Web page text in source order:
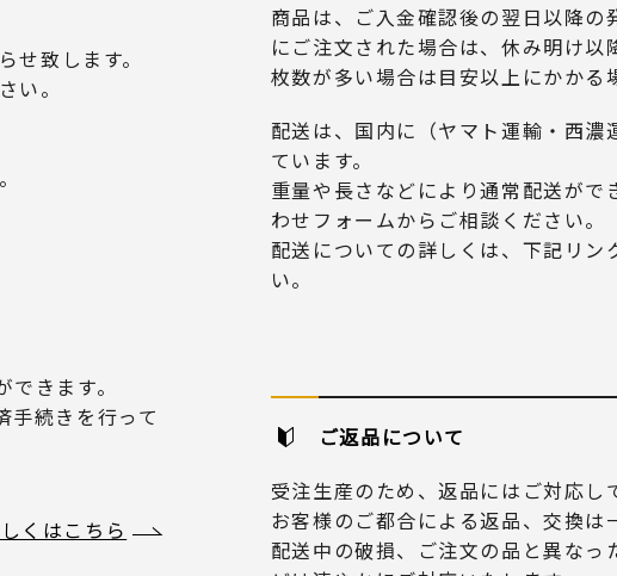
致します。
い。
きます。
続きを行って
くはこちら
商品は、ご入金確認後の翌日以降
にご注文された場合は、休み明け以
枚数が多い場合は目安以上にかかる
配送は、国内に（ヤマト運輸・西
ています。
重量や長さなどにより通常配送が
わせフォームからご相談ください。
配送についての詳しくは、下記リン
い。
ご返品について
受注生産のため、返品にはご対応し
お客様のご都合による返品、交換は
配送中の破損、ご注文の品と異な